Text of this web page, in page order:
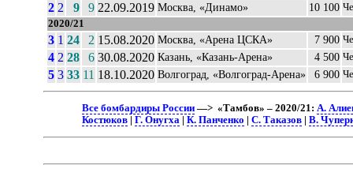
2 2 9 9 22.09.2019 Москва, «Динамо» 10 100
2020/21
3 1 24 2 15.08.2020 Москва, «Арена ЦСКА» 7 900
4 2 28 6 30.08.2020 Казань, «Казань-Арена» 4 500
5 3 33 11 18.10.2020 Волгоград, «Волгоград-Арена» 6 900
Все бомбардиры России —> «Тамбов» – 2020/21:А.
Костюков |Г. Онугха |К. Панченко |С. Таказов |В.